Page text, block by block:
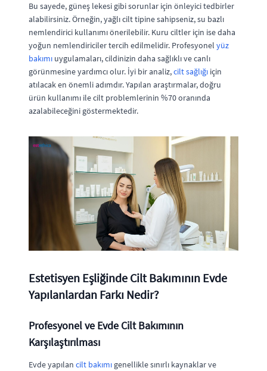
Bu sayede, güneş lekesi gibi sorunlar için önleyici tedbirler
alabilirsiniz. Örneğin, yağlı cilt tipine sahipseniz, su bazlı
nemlendirici kullanımı önerilebilir. Kuru ciltler için ise daha
yoğun nemlendiriciler tercih edilmelidir. Profesyonel yüz
bakımı uygulamaları, cildinizin daha sağlıklı ve canlı
görünmesine yardımcı olur. İyi bir analiz,cilt sağlığı için
atılacak en önemli adımdır. Yapılan araştırmalar, doğru
ürün kullanımı ile cilt problemlerinin %70 oranında
azalabileceğini göstermektedir.
Estetisyen Eşliğinde Cilt Bakımının Evde
Yapılanlardan Farkı Nedir?
Profesyonel ve Evde Cilt Bakımının
Karşılaştırılması
Evde yapılan cilt bakımı genellikle sınırlı kaynaklar ve